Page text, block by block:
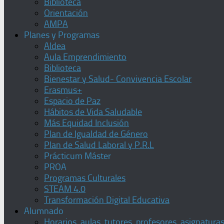
Orientación
AMPA
Planes y Programas
Aldea
Aula Emprendimiento
Biblioteca
Bienestar y Salud- Convivencia Escolar
Erasmus+
Espacio de Paz
Hábitos de Vida Saludable
Más Equidad Inclusión
Plan de Igualdad de Género
Plan de Salud Laboral y P.R.L
Prácticum Máster
PROA
Programas Culturales
STEAM 4.0
Transformación Digital Educativa
Alumnado